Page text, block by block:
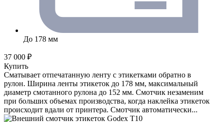
До 178 мм
37 000 ₽
Купить
Сматывает отпечатанную ленту с этикетками обратно в
рулон. Ширина ленты этикеток до 178 мм, максимальный
диаметр смотанного рулона до 152 мм. Смотчик незаменим
при больших объемах производства, когда наклейка этикеток
происходит вдали от принтера. Смотчик автоматически...